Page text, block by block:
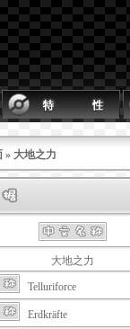
» 大地之力
大地之力
Telluriforce
Erdkräfte